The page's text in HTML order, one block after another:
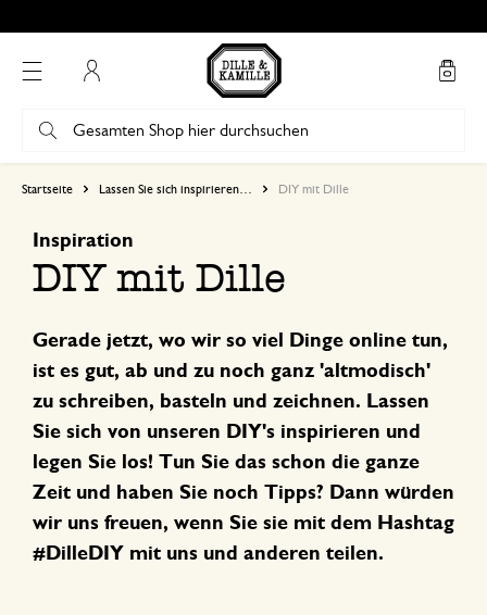
Startseite Lassen Sie sich inspirieren… DIY mit Dille
Inspiration
DIY mit Dille
Gerade jetzt, wo wir so viel Dinge online tun,
ist es gut, ab und zu noch ganz 'altmodisch'
zu schreiben, basteln und zeichnen. Lassen
Sie sich von unseren DIY's inspirieren und
legen Sie los! Tun Sie das schon die ganze
Zeit und haben Sie noch Tipps? Dann würden
wir uns freuen, wenn Sie sie mit dem Hashtag
#DilleDIY mit uns und anderen teilen.